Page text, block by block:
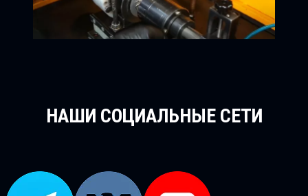
НАШИ СОЦИАЛЬНЫЕ СЕТИ